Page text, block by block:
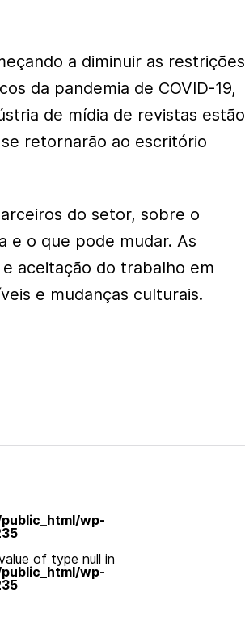
a diminuir as restrições
da pandemia de COVID-19,
de mídia de revistas estão
retornarão ao escritório
do setor, sobre o
e o que pode mudar. As
aceitação do trabalho em
e mudanças culturais.
wp-
of type null in
wp-